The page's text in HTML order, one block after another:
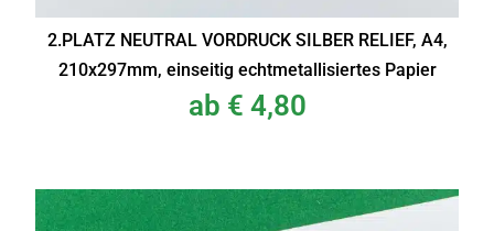
2.PLATZ NEUTRAL VORDRUCK SILBER RELIEF, A4,
210x297mm, einseitig echtmetallisiertes Papier
ab € 4,80